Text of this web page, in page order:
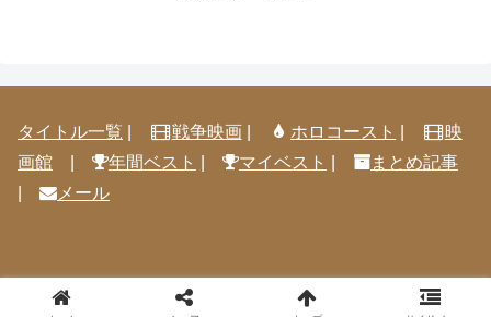
タイトル一覧 戦争映画| ホロコースト
映
画館
年間ベスト マイベスト
まとめ記事
メール
© 2005-2026 映画感想@見取り八段.